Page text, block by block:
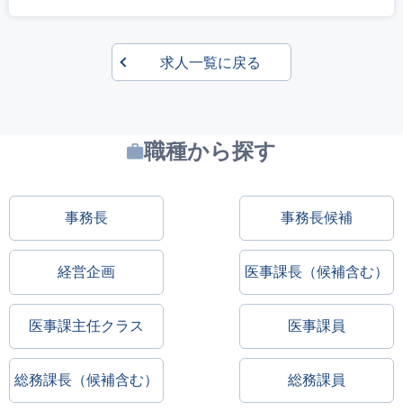
求人一覧に戻る
職種から探す
事務長 事務長候補
経営企画 医事課長（候補含む）
医事課主任クラス 医事課員
総務課長（候補含む） 総務課員